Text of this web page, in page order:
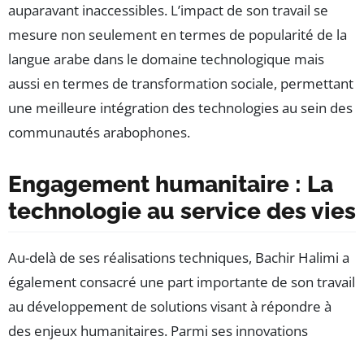
auparavant inaccessibles. L’impact de son travail se
mesure non seulement en termes de popularité de la
langue arabe dans le domaine technologique mais
aussi en termes de transformation sociale, permettant
une meilleure intégration des technologies au sein des
communautés arabophones.
Engagement humanitaire : La
technologie au service des vies
Au-delà de ses réalisations techniques, Bachir Halimi a
également consacré une part importante de son travail
au développement de solutions visant à répondre à
des enjeux humanitaires. Parmi ses innovations